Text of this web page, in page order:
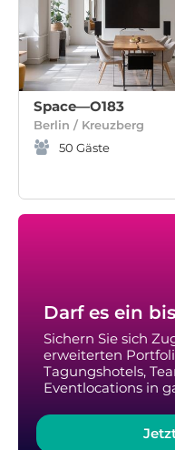
Space—O183
Berlin / Kreuzberg
50 Gäste
Darf es ein
Sichern Sie sich
erweiterten
Tagungshotels,
Eventlocations in